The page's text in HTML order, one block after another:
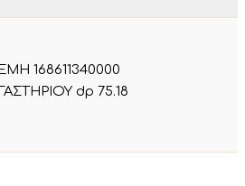
168611340000
dp 75.18